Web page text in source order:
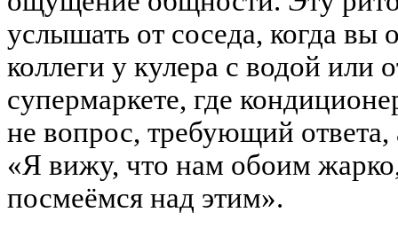
услышать от соседа, когда вы
коллеги у кулера с водой или
супермаркете, где
не вопрос, требующий ответа,
«Я вижу, что нам обоим
посмеёмся над этим».